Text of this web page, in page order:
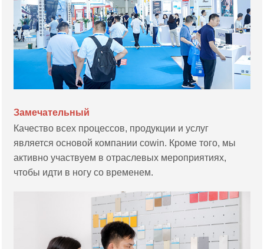
Замечательный
Качество всех процессов, продукции и услуг
является основой компании cowin. Кроме того, мы
активно участвуем в отраслевых мероприятиях,
чтобы идти в ногу со временем.